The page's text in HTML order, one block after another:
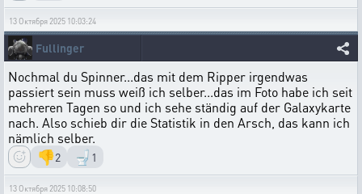
13 Октября 2025 10:03:24
Fullinger
Nochmal du Spinner...das mit dem Ripper irgendwas
passiert sein muss weiß ich selber...das im Foto habe ich seit
mehreren Tagen so und ich sehe ständig auf der Galaxykarte
nach. Also schieb dir die Statistik in den Arsch, das kann ich
nämlich selber.
👎2 🚽 1
13 Октября 2025 10:08:50